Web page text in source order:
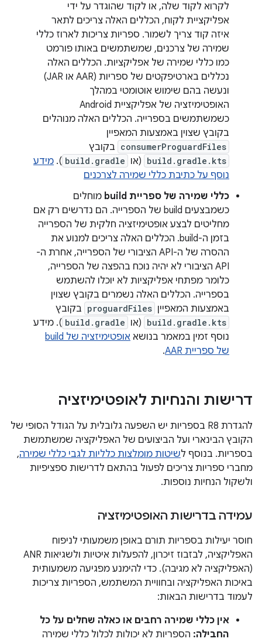
לקרוא לקוד שלה, או לקוד שהוגדר על ידי
אפליקציית לקוח, הכללים האלה צריכים לתאר
איזה קוד צריך לשמור. ספריות צריכות לארוז כללי
שמירה של צרכנים, שמשתמשים באותו פורמט
כמו כללי שמירה של אפליקציות. הכללים האלה
נכללים בארטיפקטים של ספריות (AAR או JAR)
ונעשה בהם שימוש אוטומטי במהלך
האופטימיזציה של אפליקציית Android
כשמשתמשים בספרייה. הכללים האלה מנוהלים
בקובץ שצוין באמצעות המאפיין
consumerProguardFiles בקובץ
build.gradle.kts (או build.gradle
). מידע
נוסף על כתיבת כללי שמירה לצרכנים
כללי שמירה של ספריית build
מוחלים
כשמבצעים build של הספרייה. הם נדרשים רק אם
מחליטים לבצע אופטימיזציה חלקית של הספרייה
בזמן ה-build. הכללים האלה צריכים למנוע את
ההסרה של ה-API הציבורי של הספרייה, אחרת ה-
API הציבורי לא יהיה נוכח בהפצה של הספרייה,
כלומר מפתחי אפליקציות לא יוכלו להשתמש
בספרייה. הכללים האלה נשמרים בקובץ שצוין
באמצעות המאפיין proguardFiles בקובץ
build.gradle.kts (או build.gradle ). מידע
נוסף זמין במאמר בנושא
אופטימיזציה של build
של ספריית AAR
.
דרישות והנחיות לאופטימיזציה
להגדרת R8 בספריות יש השפעה גלובלית על הגודל הסופי של
הקובץ הבינארי ועל הביצועים של האפליקציה שמשתמשת
בספריות. בנוסף לשיטות מומלצות כלליות לגבי כללי שמירה,
מחברי ספריות צריכים לפעול בהתאם לדרישות ספציפיות
ולשקול הנחיות נוספות.
עמידה בדרישות האופטימיזציה
חוסר יעילות בספריות תורם באופן משמעותי לניפוח
האפליקציה, לבזבוז זיכרון, להפעלות איטיות ולשגיאות ANR
(האפליקציה לא מגיבה). כדי להימנע מפגיעה משמעותית
באיכות האפליקציה ובחוויית המשתמש, הספריות צריכות
לעמוד בדרישות הבאות:
אין כללי שמירה רחבים או כאלה שחלים על כל
החבילה: הספריות לא יכולות לכלול כללי שמירה